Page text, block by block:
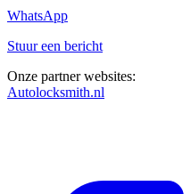
WhatsApp
Stuur een bericht
Onze partner websites:
Autolocksmith.nl